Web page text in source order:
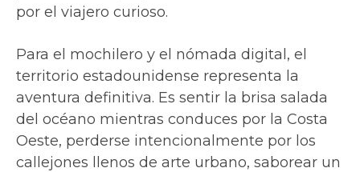
por el viajero curioso.
Para el mochilero y el nómada digital, el
territorio estadounidense representa la
aventura definitiva. Es sentir la brisa salada
del océano mientras conduces por la Costa
Oeste, perderse intencionalmente por los
callejones llenos de arte urbano, saborear un